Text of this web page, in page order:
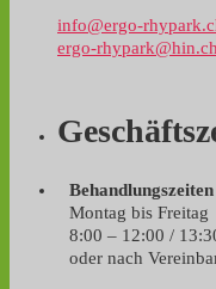
info@ergo-
ergo-rhypark@hin.ch
Behandlungszeiten
Montag bis Freitag
8:00 – 12:00 /
oder nach